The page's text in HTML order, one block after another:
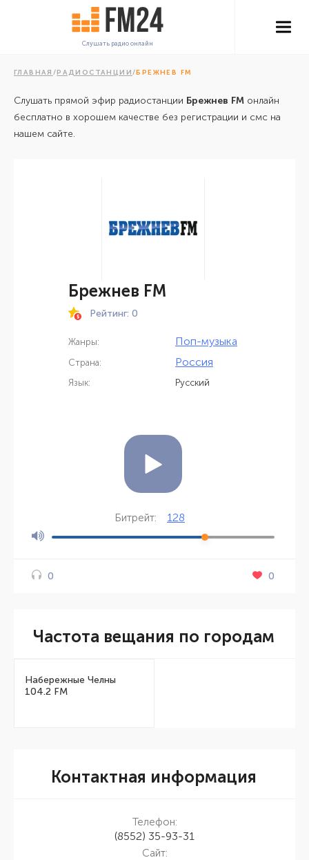
Слушать радио онлайн
ГЛАВНАЯ /РАДИОСТАНЦИИ/БРЕЖНЕВ FM
Слушать прямой эфир радиостанции Брежнев FM онлайн
бесплатно в хорошем качестве без регистрации и смс на
нашем сайте.
Брежнев FM
Рейтинг: 0
Жанры: Поп-музыка
Страна: Россия
Язык: Русский
Битрейт: 128
0 0
Частота вещания по городам
Набережные Челны
104.2 FM
Контактная информация
Телефон:
(8552) 35-93-31
Сайт: